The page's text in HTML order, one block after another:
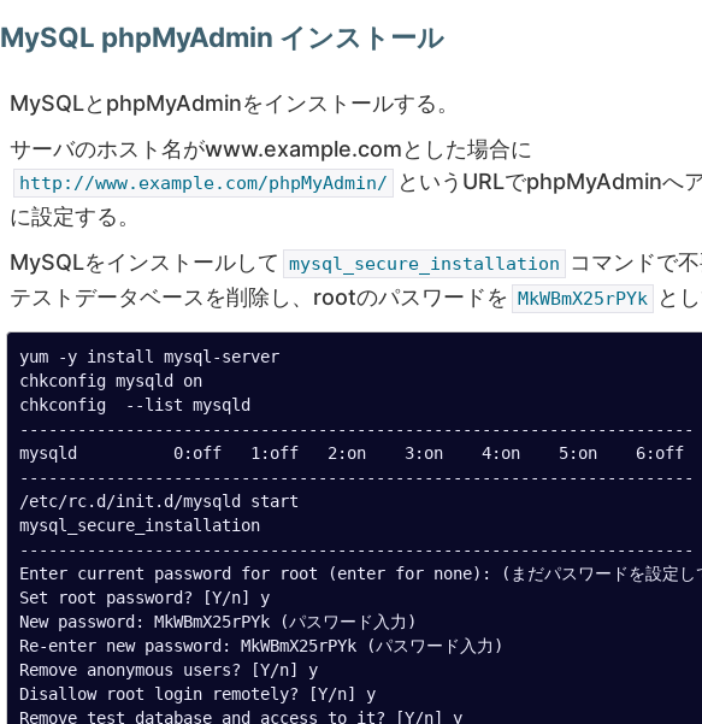
MySQL phpMyAdmin インストール
MySQLとphpMyAdminをインストールする。
サーバのホスト名がwww.example.comとした場合に
http://www.example.com/phpMyAdmin/
というURLでphpMyAdminへ
に設定する。
MySQLをインストールして mysql_secure_installation
コマンドで
テストデータベースを削除し、rootのパスワードを MkWBmX25rPYk と
yum -y install mysql-server
chkconfig mysqld on
chkconfig  --list mysqld
----------------------------------------------------------------------
mysqld          0:off   1:off   2:on    3:on    4:on    5:on    6:off
----------------------------------------------------------------------
/etc/rc.d/init.d/mysqld start
mysql_secure_installation
----------------------------------------------------------------------
Enter current password for root (enter for none): (まだパスワードを設定して
Set root password? [Y/n] y
New password: MkWBmX25rPYk (パスワード入力)
Re-enter new password: MkWBmX25rPYk (パスワード入力)
Remove anonymous users? [Y/n] y
Disallow root login remotely? [Y/n] y
Remove test database and access to it? [Y/n] y